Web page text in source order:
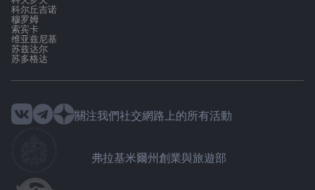
科尔丘吉诺
穆罗姆
索宾卡
维亚兹尼基
苏兹达尔
苏多格达
弗拉基米爾州創業與旅遊部
關注我們社交網路上的所有活動